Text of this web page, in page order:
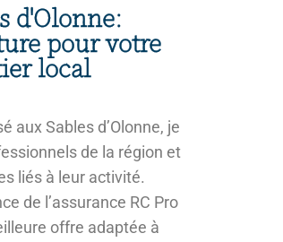
d'Olonne:
pour votre
local
aux Sables d’Olonne, je
de la région et
liés à leur activité.
de l’assurance RC Pro
offre adaptée à